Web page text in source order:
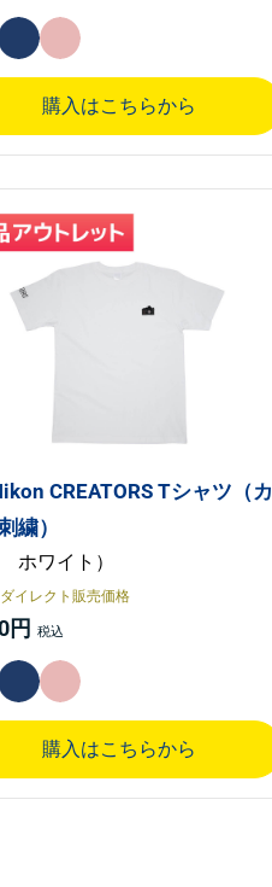
購入はこちらから
CREATORS Tシャツ（カ
繍）
ホワイト）
イレクト販売価格
円
購入はこちらから